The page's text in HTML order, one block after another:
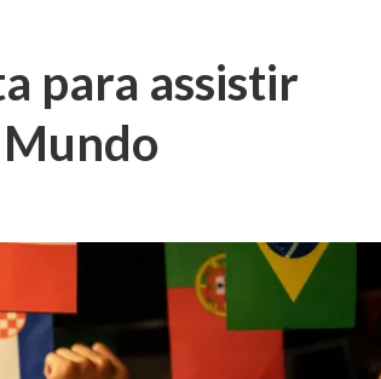
para assistir
Mundo